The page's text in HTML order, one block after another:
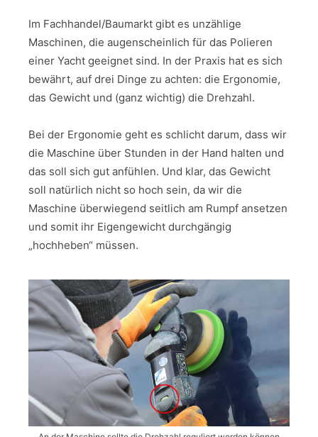
Im Fachhandel/Baumarkt gibt es unzählige
Maschinen, die augenscheinlich für das Polieren
einer Yacht geeignet sind. In der Praxis hat es sich
bewährt, auf drei Dinge zu achten: die Ergonomie,
das Gewicht und (ganz wichtig) die Drehzahl.
Bei der Ergonomie geht es schlicht darum, dass wir
die Maschine über Stunden in der Hand halten und
das soll sich gut anfühlen. Und klar, das Gewicht
soll natürlich nicht so hoch sein, da wir die
Maschine überwiegend seitlich am Rumpf ansetzen
und somit ihr Eigengewicht durchgängig
„hochheben“ müssen.